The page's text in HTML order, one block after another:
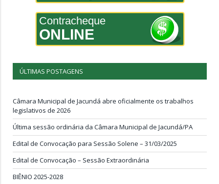
Contracheque
ONLINE
ÚLTIMAS POSTAGENS
Câmara Municipal de Jacundá abre oficialmente os trabalhos
legislativos de 2026
Última sessão ordinária da Câmara Municipal de Jacundá/PA
Edital de Convocação para Sessão Solene – 31/03/2025
Edital de Convocação – Sessão Extraordinária
BIÊNIO 2025-2028